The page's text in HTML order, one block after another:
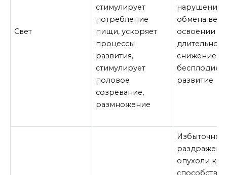
Свет
стимулирует
потребление
пищи, ускоряет
процессы
развития,
стимулирует
половое
созревание,
размножение
нарушению
обмена
освоении
снижение
бесплодие,
развитие
Избыточное
опухоли